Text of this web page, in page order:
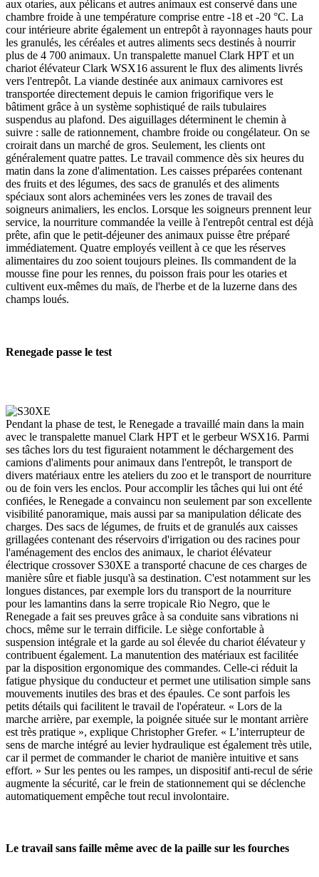
aux otaries, aux pélicans et autres animaux est conservé dans une
chambre froide à une température comprise entre -18 et -20 °C. La
cour intérieure abrite également un entrepôt à rayonnages hauts pour
les granulés, les céréales et autres aliments secs destinés à nourrir
plus de 4 700 animaux. Un transpalette manuel Clark HPT et un
chariot élévateur Clark WSX16 assurent le flux des aliments livrés
vers l'entrepôt. La viande destinée aux animaux carnivores est
transportée directement depuis le camion frigorifique vers le
bâtiment grâce à un système sophistiqué de rails tubulaires
suspendus au plafond. Des aiguillages déterminent le chemin à
suivre : salle de rationnement, chambre froide ou congélateur. On se
croirait dans un marché de gros. Seulement, les clients ont
généralement quatre pattes. Le travail commence dès six heures du
matin dans la zone d'alimentation. Les caisses préparées contenant
des fruits et des légumes, des sacs de granulés et des aliments
spéciaux sont alors acheminées vers les zones de travail des
soigneurs animaliers, les enclos. Lorsque les soigneurs prennent leur
service, la nourriture commandée la veille à l'entrepôt central est déjà
prête, afin que le petit-déjeuner des animaux puisse être préparé
immédiatement. Quatre employés veillent à ce que les réserves
alimentaires du zoo soient toujours pleines. Ils commandent de la
mousse fine pour les rennes, du poisson frais pour les otaries et
cultivent eux-mêmes du maïs, de l'herbe et de la luzerne dans des
champs loués.
Renegade passe le test
Pendant la phase de test, le Renegade a travaillé main dans la main
avec le transpalette manuel Clark HPT et le gerbeur WSX16. Parmi
ses tâches lors du test figuraient notamment le déchargement des
camions d'aliments pour animaux dans l'entrepôt, le transport de
divers matériaux entre les ateliers du zoo et le transport de nourriture
ou de foin vers les enclos. Pour accomplir les tâches qui lui ont été
confiées, le Renegade a convaincu non seulement par son excellente
visibilité panoramique, mais aussi par sa manipulation délicate des
charges. Des sacs de légumes, de fruits et de granulés aux caisses
grillagées contenant des réservoirs d'irrigation ou des racines pour
l'aménagement des enclos des animaux, le chariot élévateur
électrique crossover S30XE a transporté chacune de ces charges de
manière sûre et fiable jusqu'à sa destination. C'est notamment sur les
longues distances, par exemple lors du transport de la nourriture
pour les lamantins dans la serre tropicale Rio Negro, que le
Renegade a fait ses preuves grâce à sa conduite sans vibrations ni
chocs, même sur le terrain difficile. Le siège confortable à
suspension intégrale et la garde au sol élevée du chariot élévateur y
contribuent également. La manutention des matériaux est facilitée
par la disposition ergonomique des commandes. Celle-ci réduit la
fatigue physique du conducteur et permet une utilisation simple sans
mouvements inutiles des bras et des épaules. Ce sont parfois les
petits détails qui facilitent le travail de l'opérateur. « Lors de la
marche arrière, par exemple, la poignée située sur le montant arrière
est très pratique », explique Christopher Grefer. « L’interrupteur de
sens de marche intégré au levier hydraulique est également très utile,
car il permet de commander le chariot de manière intuitive et sans
effort. » Sur les pentes ou les rampes, un dispositif anti-recul de série
augmente la sécurité, car le frein de stationnement qui se déclenche
automatiquement empêche tout recul involontaire.
Le travail sans faille même avec de la paille sur les fourches